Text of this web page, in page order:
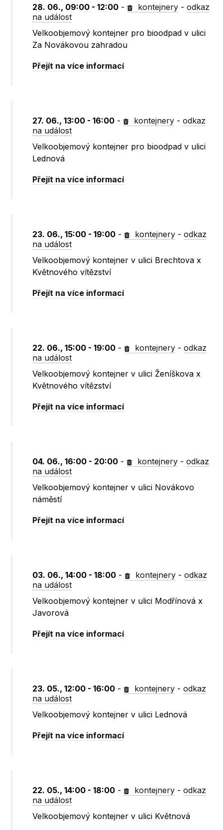
28. 06., 09:00 - 12:00 - kontejnery -odkaz
na událost
Velkoobjemový kontejner pro bioodpad v ulici
Za Novákovou zahradou
Přejít na více informací
27. 06., 13:00 - 16:00 - kontejnery -odkaz
na událost
Velkoobjemový kontejner pro bioodpad v ulici
Lednová
Přejít na více informací
23. 06., 15:00 - 19:00 - kontejnery -odkaz
na událost
Velkoobjemový kontejner v ulici Brechtova x
Květnového vítězství
Přejít na více informací
22. 06., 15:00 - 19:00 - kontejnery -odkaz
na událost
Velkoobjemový kontejner v ulici Ženíškova x
Květnového vítězství
Přejít na více informací
04. 06., 16:00 - 20:00 - kontejnery -odkaz
na událost
Velkoobjemový kontejner v ulici Novákovo
náměstí
Přejít na více informací
03. 06., 14:00 - 18:00 - kontejnery -odkaz
na událost
Velkoobjemový kontejner v ulici Modřínová x
Javorová
Přejít na více informací
23. 05., 12:00 - 16:00 - kontejnery -odkaz
na událost
Velkoobjemový kontejner v ulici Lednová
Přejít na více informací
22. 05., 14:00 - 18:00 - kontejnery -odkaz
na událost
Velkoobjemový kontejner v ulici Květnová